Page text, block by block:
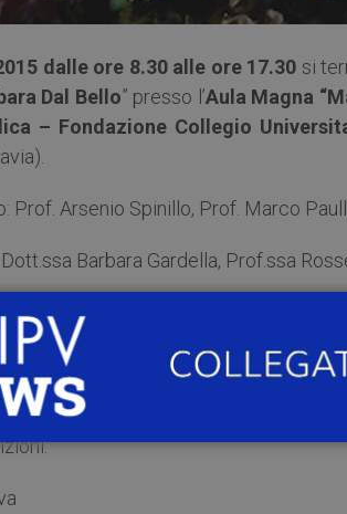
dalle ore 8.30 alle ore 17.30 si
Dal Bello” presso l’Aula Magna
– Fondazione Collegio
Prof. Arsenio Spinillo, Prof. Marco
Barbara Gardella, Prof.ssa
è gratuita.
è necessario inviare la scheda di
.